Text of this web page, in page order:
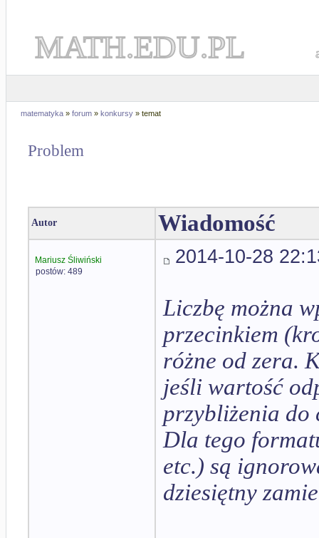
MATH.EDU.PL
matematyka » forum » konkursy » temat
Problem
Autor Wiadomość
Mariusz Śliwiński
postów: 489
2014-10-28
Liczbę można
przecinkiem
różne od zera.
jeśli wartość
przybliżenia do
Dla tego
etc.) są
dziesiętny